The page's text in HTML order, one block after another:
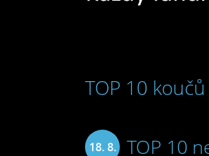
TOP 10
18. 8. TOP 10